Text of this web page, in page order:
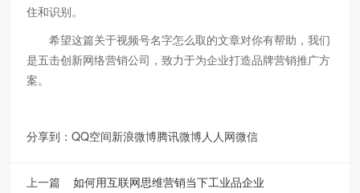
住和识别。
希望这篇关于视频号名字怎么取的文章对你有帮助，我们
是五击创新网络营销公司，致力于为企业打造品牌营销推广方
案。
分享到：QQ空间新浪微博腾讯微博人人网微信
上一篇如何用互联网思维营销当下工业品企业